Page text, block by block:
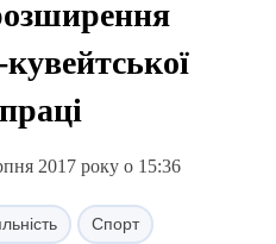
2017 року о 15:36
Спорт